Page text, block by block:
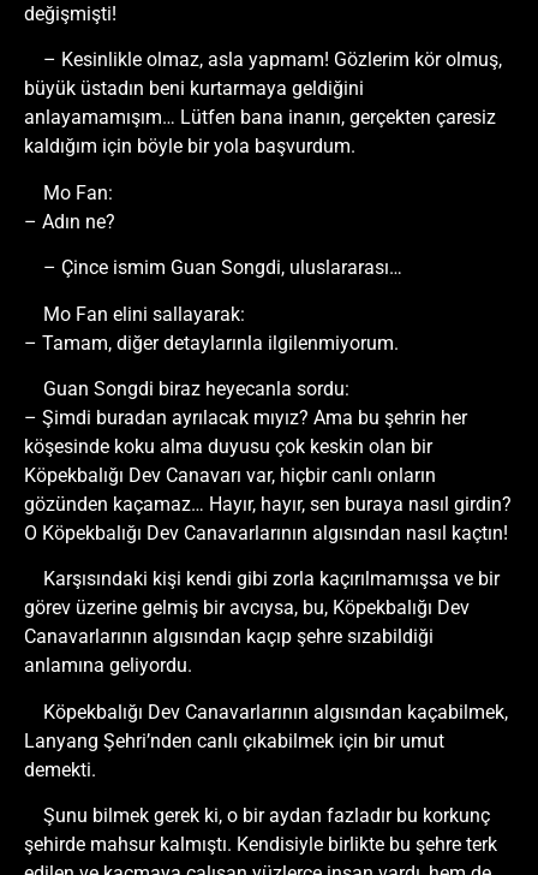
değişmişti!
– Kesinlikle olmaz, asla yapmam! Gözlerim kör olmuş,
büyük üstadın beni kurtarmaya geldiğini
anlayamamışım… Lütfen bana inanın, gerçekten çaresiz
kaldığım için böyle bir yola başvurdum.
Mo Fan:
– Adın ne?
– Çince ismim Guan Songdi, uluslararası…
Mo Fan elini sallayarak:
– Tamam, diğer detaylarınla ilgilenmiyorum.
Guan Songdi biraz heyecanla sordu:
– Şimdi buradan ayrılacak mıyız? Ama bu şehrin her
köşesinde koku alma duyusu çok keskin olan bir
Köpekbalığı Dev Canavarı var, hiçbir canlı onların
gözünden kaçamaz… Hayır, hayır, sen buraya nasıl girdin?
O Köpekbalığı Dev Canavarlarının algısından nasıl kaçtın!
Karşısındaki kişi kendi gibi zorla kaçırılmamışsa ve bir
görev üzerine gelmiş bir avcıysa, bu, Köpekbalığı Dev
Canavarlarının algısından kaçıp şehre sızabildiği
anlamına geliyordu.
Köpekbalığı Dev Canavarlarının algısından kaçabilmek,
Lanyang Şehri’nden canlı çıkabilmek için bir umut
demekti.
Şunu bilmek gerek ki, o bir aydan fazladır bu korkunç
şehirde mahsur kalmıştı. Kendisiyle birlikte bu şehre terk